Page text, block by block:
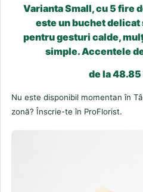
Varianta Small, cu 5 fire
este un buchet delicat
pentru gesturi calde,
simple. Accentele
de la 48.85
Nu este disponibil momentan în
zonă? Înscrie-te în ProFlorist.